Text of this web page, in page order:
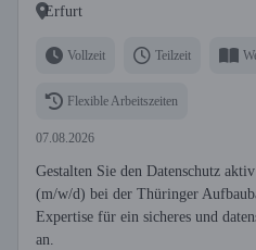
Erfurt
Vollzeit Teilzeit
Flexible Arbeitszeiten
07.08.2026
Gestalten Sie den Datenschutz
(m/w/d) bei der Thüringer
Expertise für ein sicheres und
an.